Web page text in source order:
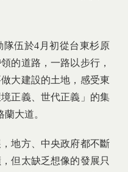
隊伍於4月初從台東杉原
的道路，一路以步行，
大建設的土地，感受東
正義、世代正義」的集
大道。
地方、中央政府都不斷
但太缺乏想像的發展只